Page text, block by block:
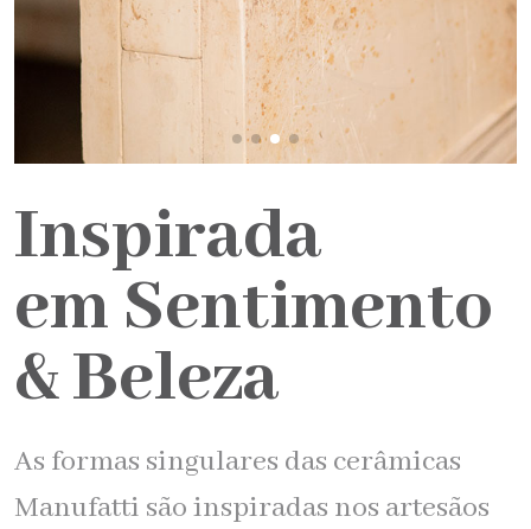
Inspirada
em Sentimento
& Beleza
As formas singulares das cerâmicas
Manufatti são inspiradas nos artesãos